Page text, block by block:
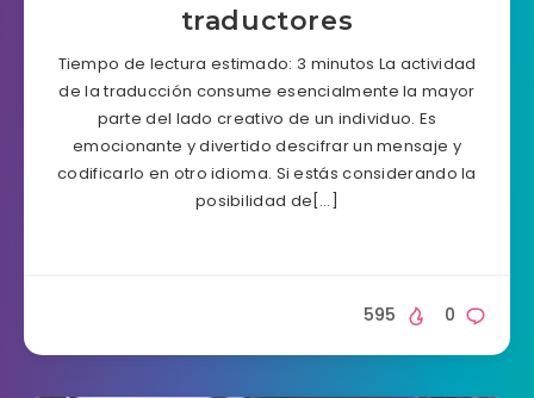
traductores
Tiempo de lectura estimado: 3 minutos La actividad
de la traducción consume esencialmente la mayor
parte del lado creativo de un individuo. Es
emocionante y divertido descifrar un mensaje y
codificarlo en otro idioma. Si estás considerando la
posibilidad de[…]
0
595